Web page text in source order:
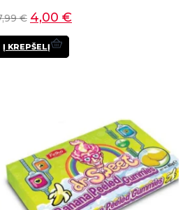
€ 4,00 €
Į KREPŠELĮ